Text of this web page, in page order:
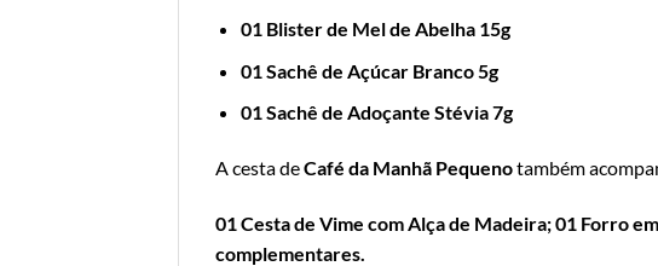
01 Blister de Mel de Abelha 15g
01 Sachê de Açúcar Branco 5g
01 Sachê de Adoçante Stévia 7g
A cesta deCafé da Manhã Pequenotambém
01 Cesta de Vime com Alça de Madeira; 01 Forro
complementares.